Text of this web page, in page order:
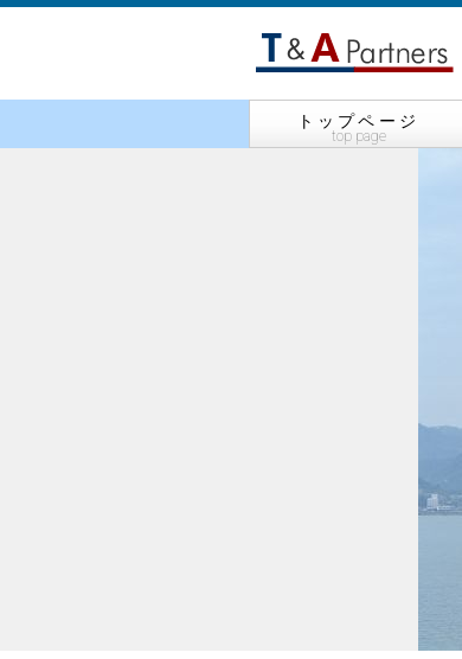
トップページ
top page